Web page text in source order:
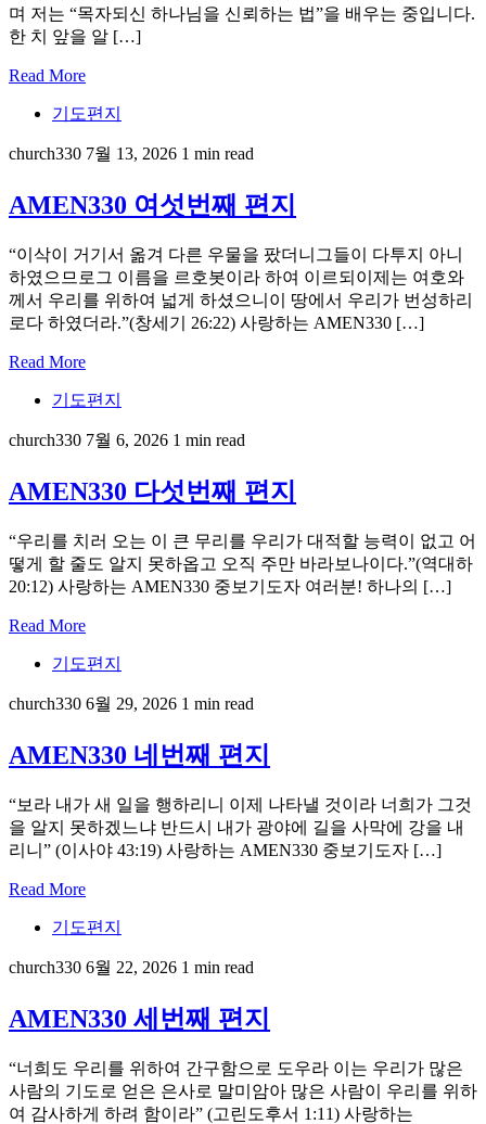
며 저는 “목자되신 하나님을 신뢰하는 법”을 배우는 중입니다.
한 치 앞을 알 […]
Read More
기도편지
church330 7월 13, 2026 1 min read
AMEN330 여섯번째 편지
“이삭이 거기서 옮겨 다른 우물을 팠더니그들이 다투지 아니
하였으므로그 이름을 르호봇이라 하여 이르되이제는 여호와
께서 우리를 위하여 넓게 하셨으니이 땅에서 우리가 번성하리
로다 하였더라.”(창세기 26:22) 사랑하는 AMEN330 […]
Read More
기도편지
church330 7월 6, 2026 1 min read
AMEN330 다섯번째 편지
“우리를 치러 오는 이 큰 무리를 우리가 대적할 능력이 없고 어
떻게 할 줄도 알지 못하옵고 오직 주만 바라보나이다.”(역대하
20:12) 사랑하는 AMEN330 중보기도자 여러분! 하나의 […]
Read More
기도편지
church330 6월 29, 2026 1 min read
AMEN330 네번째 편지
“보라 내가 새 일을 행하리니 이제 나타낼 것이라 너희가 그것
을 알지 못하겠느냐 반드시 내가 광야에 길을 사막에 강을 내
리니” (이사야 43:19) 사랑하는 AMEN330 중보기도자 […]
Read More
기도편지
church330 6월 22, 2026 1 min read
AMEN330 세번째 편지
“너희도 우리를 위하여 간구함으로 도우라 이는 우리가 많은
사람의 기도로 얻은 은사로 말미암아 많은 사람이 우리를 위하
여 감사하게 하려 함이라” (고린도후서 1:11) 사랑하는